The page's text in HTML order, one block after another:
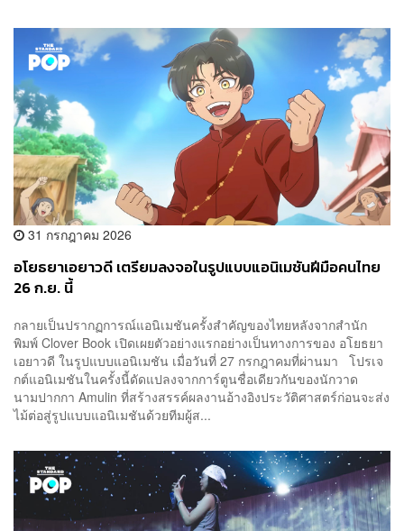
31 กรกฎาคม 2026
อโยธยาเอยาวดี เตรียมลงจอในรูปแบบแอนิเมชันฝีมือคนไทย
26 ก.ย. นี้
กลายเป็นปรากฏการณ์แอนิเมชันครั้งสำคัญของไทยหลังจากสำนัก
พิมพ์ Clover Book เปิดเผยตัวอย่างแรกอย่างเป็นทางการของ อโยธยา
เอยาวดี ในรูปแบบแอนิเมชัน เมื่อวันที่ 27 กรกฎาคมที่ผ่านมา โปรเจ
กต์แอนิเมชันในครั้งนี้ดัดแปลงจากการ์ตูนชื่อเดียวกันของนักวาด
นามปากกา Amulin ที่สร้างสรรค์ผลงานอ้างอิงประวัติศาสตร์ก่อนจะส่ง
ไม้ต่อสู่รูปแบบแอนิเมชันด้วยทีมผู้ส...